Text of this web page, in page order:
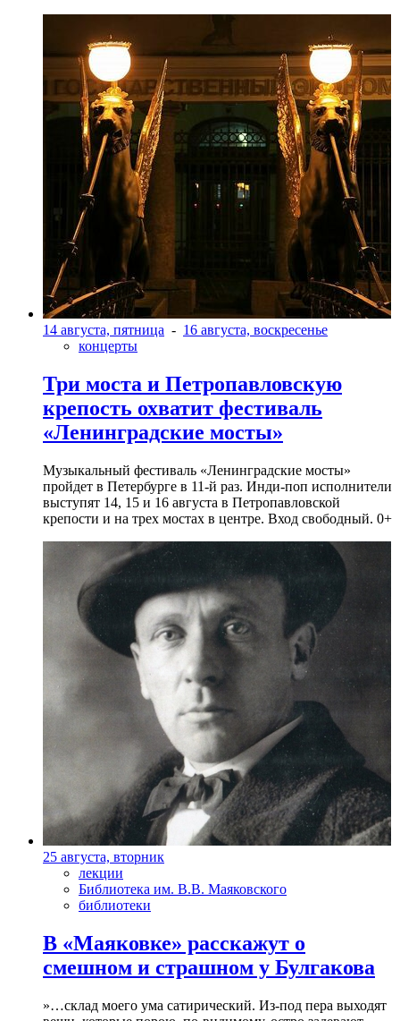
14 августа, пятница - 16 августа, воскресенье
концерты
Три моста и Петропавловскую
крепость охватит фестиваль
«Ленинградские мосты»
Музыкальный фестиваль «Ленинградские мосты»
пройдет в Петербурге в 11-й раз. Инди-поп исполнители
выступят 14, 15 и 16 августа в Петропавловской
крепости и на трех мостах в центре. Вход свободный. 0+
25 августа, вторник
лекции
Библиотека им. В.В. Маяковского
библиотеки
В «Маяковке» расскажут о
смешном и страшном у Булгакова
»…склад моего ума сатирический. Из-под пера выходят